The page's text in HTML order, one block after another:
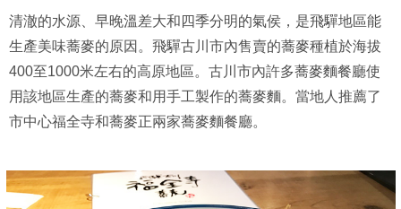
清澈的水源、早晚溫差大和四季分明的氣侯，是飛驒地區能
生產美味蕎麥的原因。飛驒古川市內售賣的蕎麥種植於海拔
400至1000米左右的高原地區。古川市內許多蕎麥麵餐廳使
用該地區生產的蕎麥和用手工製作的蕎麥麵。當地人推薦了
市中心福全寺和蕎麥正兩家蕎麥麵餐廳。